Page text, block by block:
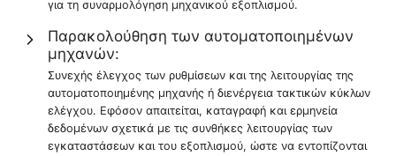
για τη συναρμολόγηση μηχανικού εξοπλισμού.
Παρακολούθηση των αυτοματοποιημένων
μηχανών:
Συνεχής έλεγχος των ρυθμίσεων και της λειτουργίας της
αυτοματοποιημένης μηχανής ή διενέργεια τακτικών κύκλων
ελέγχου. Εφόσον απαιτείται, καταγραφή και ερμηνεία
δεδομένων σχετικά με τις συνθήκες λειτουργίας των
εγκαταστάσεων και του εξοπλισμού, ώστε να εντοπίζονται